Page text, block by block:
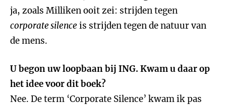
ja, zoals Milliken ooit zei: strijden tegen
corporate silence is strijden tegen de natuur van
de mens.
U begon uw loopbaan bij ING. Kwam u daar op
het idee voor dit boek?
Nee. De term ‘Corporate Silence’ kwam ik pas